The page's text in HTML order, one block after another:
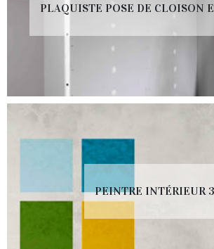
PLAQUISTE POSE DE CLOISON
PEINTRE INTÉRIEUR